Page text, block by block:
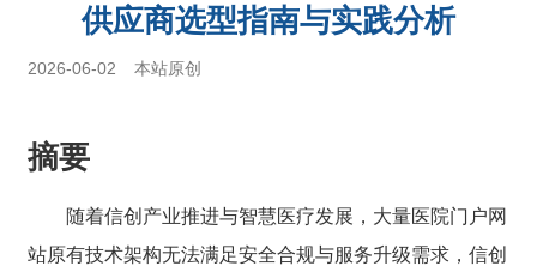
供应商选型指南与实践分析
2026-06-02 本站原创
摘要
随着信创产业推进与智慧医疗发展，大量医院门户网
站原有技术架构无法满足安全合规与服务升级需求，信创